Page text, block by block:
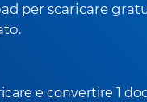
per scaricare
e convertire 1